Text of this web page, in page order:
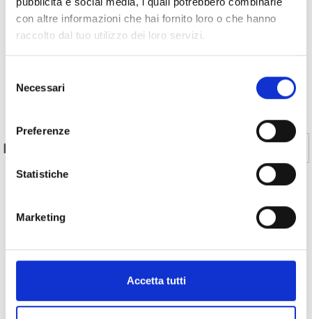
con altre informazioni che hai fornito loro o che hanno
raccolto dal tuo utilizzo dei loro servizi.
delNecessari
Preferenze
Statistiche
Marketing
Accetta tutti
IL CONTENUTO VI È STATO UTILE? No
MOSTRA SULLA CARTINA SENTIERI TEMATICI
Altri link interessanti